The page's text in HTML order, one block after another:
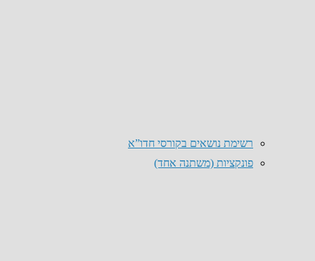
רשימת נושאים בקורסי חדו”א
פונקציות (משתנה אחד)